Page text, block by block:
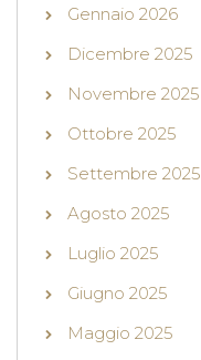
Gennaio 2026
Dicembre 2025
Novembre 2025
Ottobre 2025
Settembre 2025
Agosto 2025
Luglio 2025
Giugno 2025
Maggio 2025